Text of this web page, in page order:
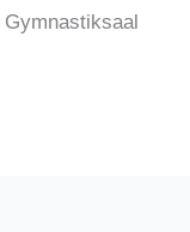
Gymnastiksaal